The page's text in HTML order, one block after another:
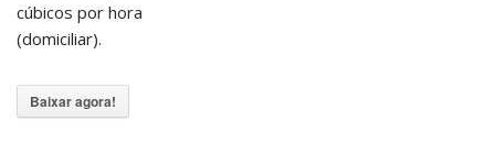
cúbicos por hora
(domiciliar).
Baixar agora!